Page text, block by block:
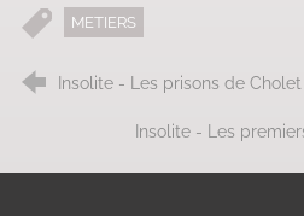
METIERS
Insolite - Les prisons de Cholet
Insolite - Les